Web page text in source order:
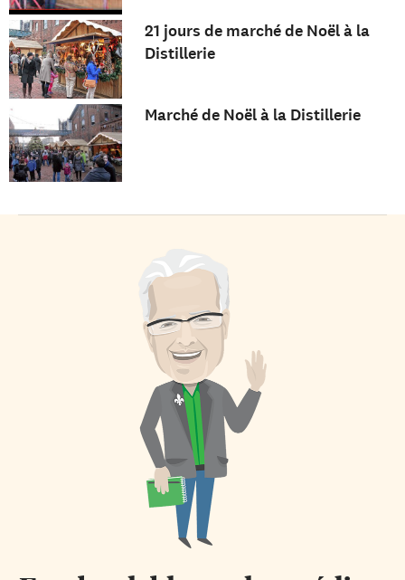
21 jours de marché de Noël à la
Distillerie
Marché de Noël à la Distillerie